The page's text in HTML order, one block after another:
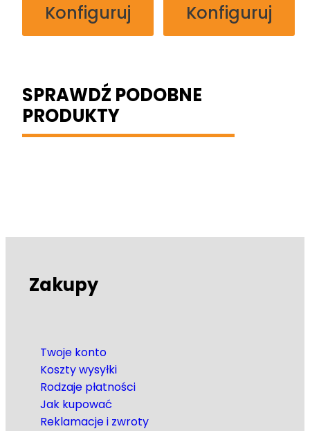
Konfiguruj
Konfiguruj
SPRAWDŹ PODOBNE
PRODUKTY
Zakupy
Twoje konto
Koszty wysyłki
Rodzaje płatności
Jak kupować
Reklamacje i zwroty